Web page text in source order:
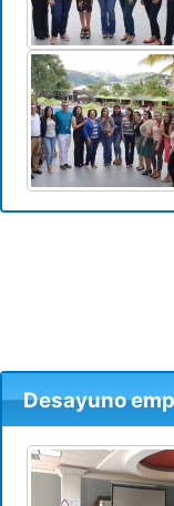
Desayuno